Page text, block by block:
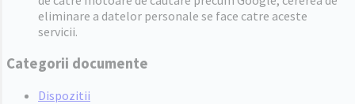
eliminare a datelor personale se face catre aceste
servicii.
Categorii documente
Dispozitii